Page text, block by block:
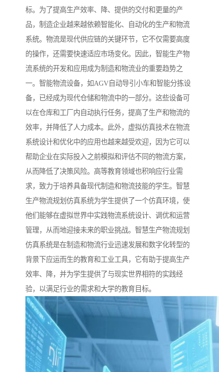
标。为了提高生产效率、降、提供的交付和更量的产
品，制造企业越来越依赖智能化、自动化的生产和物流
系统。物流是现代供应链的关键环节，它不仅需要高度
的操作，还需要快速适应市场变化。因此，智能生产物
流系统的开发和应用成为制造和物流业的重要趋势之
一。智能物流设备，如AGV自动导引小车和智能分拣设
备，已经成为现代仓储和物流中的一部分。这些设备可
以在仓库和工厂内自动执行任务，提高了生产和物流的
效率，并降低了人力成本。此外，虚拟仿真技术在物流
系统设计和优化中的应用也越来越受欢迎，因为它可以
帮助企业在实际投入之前模拟和评估不同的物流方案，
从而降低了决策风险。高等教育领域也积响应行业需
求，致力于培养具备现代制造和物流技能的学生。智慧
生产物流规划仿真系统为学生提供了一个仿真环境，使
他们能够在虚拟世界中实践物流系统设计、调优和运营
管理，从而地迎接未来的职业挑战。智慧生产物流规划
仿真系统是在制造和物流行业迅速发展和数字化转型的
背景下应运而生的教育和工业工具，它有助于提高生产
效率、降，并为学生提供了与现实世界相符的实践经
验，以满足行业的需求和大学的教育目标。